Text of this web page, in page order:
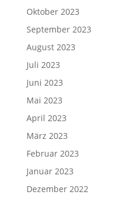
Oktober 2023
September 2023
August 2023
Juli 2023
Juni 2023
Mai 2023
April 2023
März 2023
Februar 2023
Januar 2023
Dezember 2022